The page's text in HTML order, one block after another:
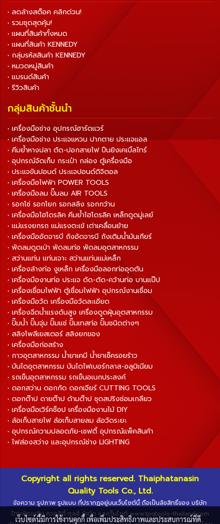
• ลดล้างสต็อค คลิกด่วน!
• รวมชุดสุดคุ้ม!
• แผนที่สินค้าทั้งหมด
• แผนที่สินค้า KENNEDY
• กลุ่มรหัสสินค้า KENNEDY
• หมวดหมู่สินค้า
• แบรนด์สินค้า
• รีวิวสินค้า
กลุ่มสินค้าชั้นนำ
• เครื่องมือช่าง อุปกรณ์ฮาร์ดแวร์
• เครื่องมือช่าง ประแจแหวน ปากตาย ประแจแอล
• คีมย้ำหางปลา ตัด-ปอกสายไฟ ปืนยิงเคเบิ้ลไทร์
• อุปกรณ์จัดเก็บ กระเป๋า กล่อง ตู้เครื่องมือ
• ประแจขันปอนด์ ประแจปอนด์ดิจิตอล
• เครื่องมือไฟฟ้า POWER TOOLS
• เครื่องมือลม ปั๊มลม AIR TOOLS
• รอกโซ่ รอกโยก รอกสลิง รอกกว้าน
• เครื่องมือไฮโดรลิค คีมย้ำไฮโดรลิค เหล็กดูดมู่เลย์
• แม่แรงยกรถ แม่แรงตะเข้ เต่าเคลื่อนย้าย
• เครื่องมืออัดจารบี ถังอัดจารบี ถังเติมน้ำมันเกียร์
• พัดลมดูดเป่า พัดลมท่อ พัดลมอุตสาหกรรม
• สว่านแท่น แท่นเจาะ สว่านแท่นแม่เหล็ก
• เครื่องล้างท่อ งูเหล็ก เครื่องมือลอกท่ออุดตัน
• เครื่องมืองานท่อ ประแจ ดัด-ตัด-คว้านท่อ บานแป๊ป
• เครื่องเชื่อมไฟฟ้า ตู้เชื่อมไฟฟ้า อุปกรณ์งานเชื่อม
• เครื่องมือวัด เครื่องมือวัดละเอียด
• เครื่องฉีดน้ำแรงดันสูง เครื่องดูดฝุ่นอุตสาหกรรม
• ปั๊มน้ำ ปั๊มจุ่ม ปั๊มแช่ ปั๊มเทสท่อ ปั๊มชนิดต่างๆ
• สลิงโพลีเยสเตอร์ สลิงยกของ
• เครื่องมือก่อสร้าง
• กาวอุตสาหกรรม น้ำยาเคมี น้ำยาเช็ครอยร้าว
• บันไดอุตสาหกรรม บันไดไฟเบอร์กลาส-อลูมิเนียม
• รถเข็นอุตสาหกรรม รถเข็นอเนกประสงค์
• ดอกสว่าน ดอกกัด ดอกเจียร์ CUTTING TOOLS
• ดอกต๊าป ดายต๊าป ด้ามต๊าป ชุดสปริงซ่อมเกลียว
• เครื่องมือเวิร์คช็อป เครื่องมืองานไม้ DIY
• ล้อเก็บสายไฟ ล้อเก็บสายลม ล้อวัดระยะ
• อุปกรณ์ความปลอดภัย-เซฟตี้ อุปกรณ์แพ็คสินค้า
• ไฟส่องสว่าง และอุปกรณ์ช่าง LIGHTING
Copyright all rights reserved. Thaiphatanasin
Quality Tools Co., Ltd.
ข้อความ รูปภาพ รูปแบบ ที่ปรากฏอยู่บนเว็บไซต์นี้ ถือเป็นลิขสิทธิ์ของ บริษัท
ไทยพัฒนสิน ควอลิตี้ ทูลส์ จำกัด และเว็บไซต์ www.tpqtools-thailand.com
เว็บไซต์นี้มีการใช้งานคุกกี้ เพื่อเพิ่มประสิทธิภาพและประสบการณ์ที่ดี